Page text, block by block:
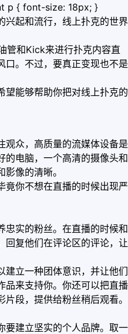
p { font-size: 18px; }
兴起和流行，线上扑克的世界
管和Kick来进行扑克内容直
口。不过，要真正变现也不是
望能够帮助你把对线上扑克的
观众，高质量的流媒体设备是
的电脑，一个高清的摄像头和
像的清晰。
竟你不想在直播的时候出现严
忠实的粉丝。在直播的时候和
回复他们在评论区的评论，让
建立一种团体意识，并让他们
品来支持你。你还可以把直播
段，提供给粉丝稍后观看。
要建立坚实的个人品牌。取一